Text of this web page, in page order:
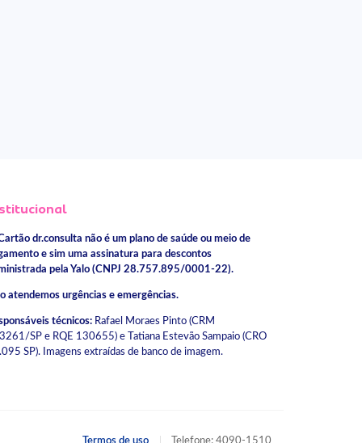
dr.consulta não é um plano de saúde ou meio de
e sim uma assinatura para descontos
pela Yalo (CNPJ 28.757.895/0001-22).
atendemos urgências e emergências.
técnicos:Rafael Moraes Pinto (CRM
SP e RQE 130655) e Tatiana Estevão Sampaio (CRO
SP). Imagens extraídas de banco de imagem.
Termos de uso Telefone: 4090-1510